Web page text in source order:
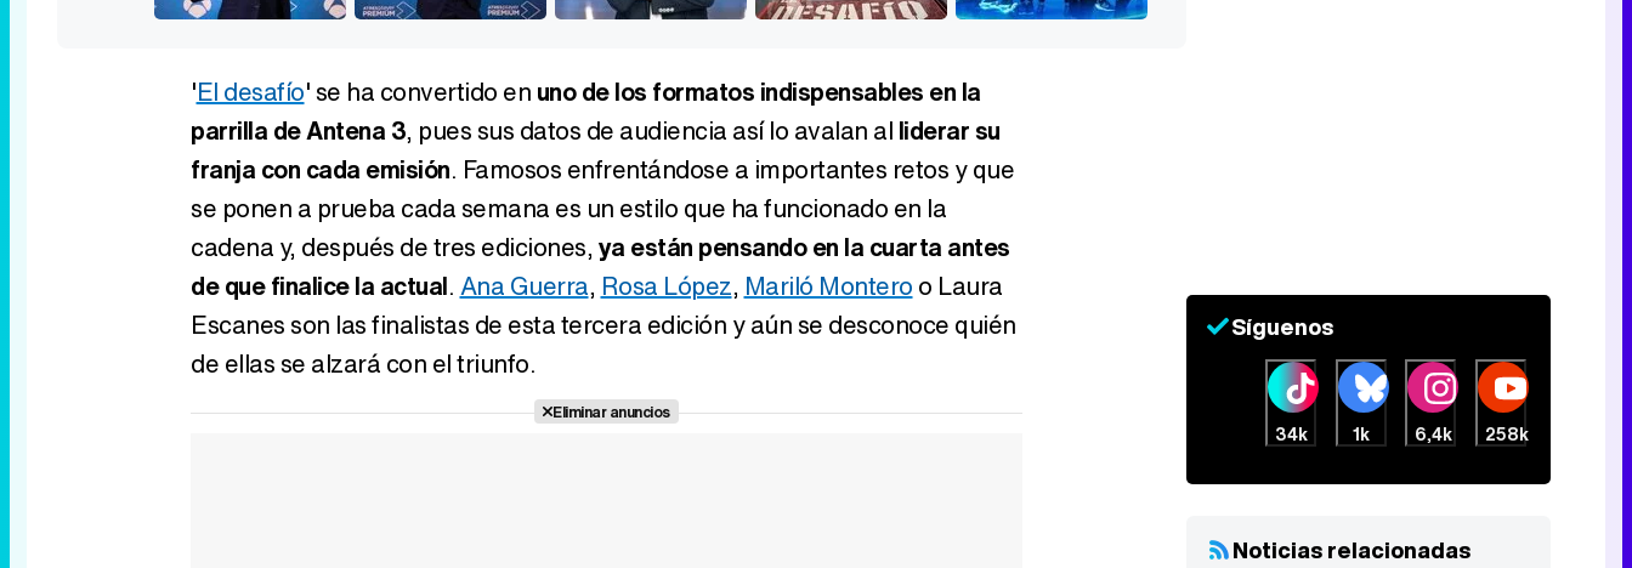
'El desafío' se ha convertido en uno de los formatos indispensables en la
parrilla de Antena 3, pues sus datos de audiencia así lo avalan al liderar su
franja con cada emisión. Famosos enfrentándose a importantes retos y que
se ponen a prueba cada semana es un estilo que ha funcionado en la
cadena y, después de tres ediciones, ya están pensando en la cuarta antes
de que finalice la actual. Ana Guerra, Rosa López, Mariló Montero o Laura
Escanes son las finalistas de esta tercera edición y aún se desconoce quién
de ellas se alzará con el triunfo.
Eliminar anuncios
Síguenos
34k 1k 6,4k 258k
Noticias relacionadas